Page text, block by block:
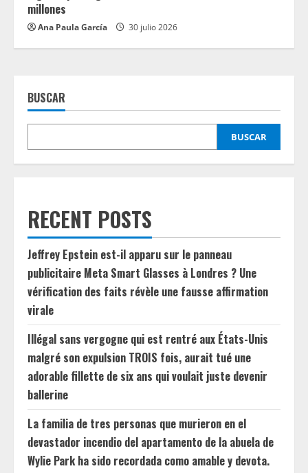
millones
Ana Paula García 30 julio 2026
BUSCAR
BUSCAR
RECENT POSTS
Jeffrey Epstein est-il apparu sur le panneau
publicitaire Meta Smart Glasses à Londres ? Une
vérification des faits révèle une fausse affirmation
virale
Illégal sans vergogne qui est rentré aux États-Unis
malgré son expulsion TROIS fois, aurait tué une
adorable fillette de six ans qui voulait juste devenir
ballerine
La familia de tres personas que murieron en el
devastador incendio del apartamento de la abuela de
Wylie Park ha sido recordada como amable y devota.